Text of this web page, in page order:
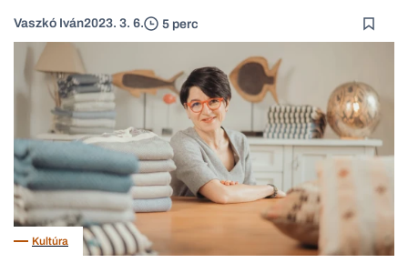
Vaszkó Iván2023. 3. 6. 5 perc
Kultúra